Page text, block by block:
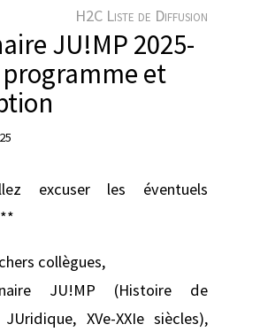
H2C Liste de Diffusion
JU!MP 2025-
programme et
excuser les éventuels
collègues,
JU!MP (Histoire de
JUridique, XVe-XXIe siècles),